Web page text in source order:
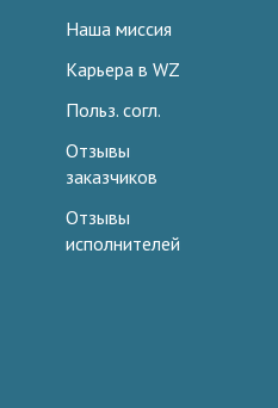
Наша миссия
Карьера в WZ
Польз. согл.
Отзывы
заказчиков
Отзывы
исполнителей